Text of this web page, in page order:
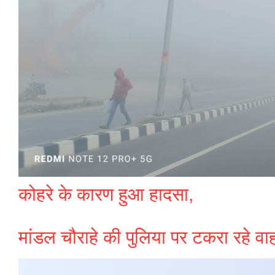
कोहरे के कारण हुआ हादसा,
मांडल चौराहे की पुलिया पर टकरा रहे